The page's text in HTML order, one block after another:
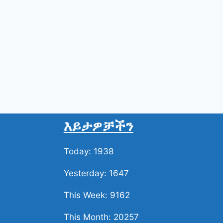
እይታዎቻችን
Today: 1938
Yesterday: 1647
This Week: 9162
This Month: 20257